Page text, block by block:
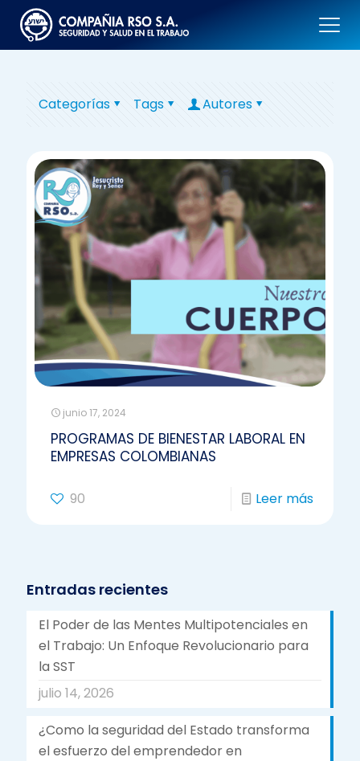
Categorías Tags Autores
junio 17, 2024
PROGRAMAS DE BIENESTAR LABORAL EN
EMPRESAS COLOMBIANAS
90 Leer más
Entradas recientes
El Poder de las Mentes Multipotenciales en
el Trabajo: Un Enfoque Revolucionario para
la SST
julio 14, 2026
¿Como la seguridad del Estado transforma
el esfuerzo del emprendedor en